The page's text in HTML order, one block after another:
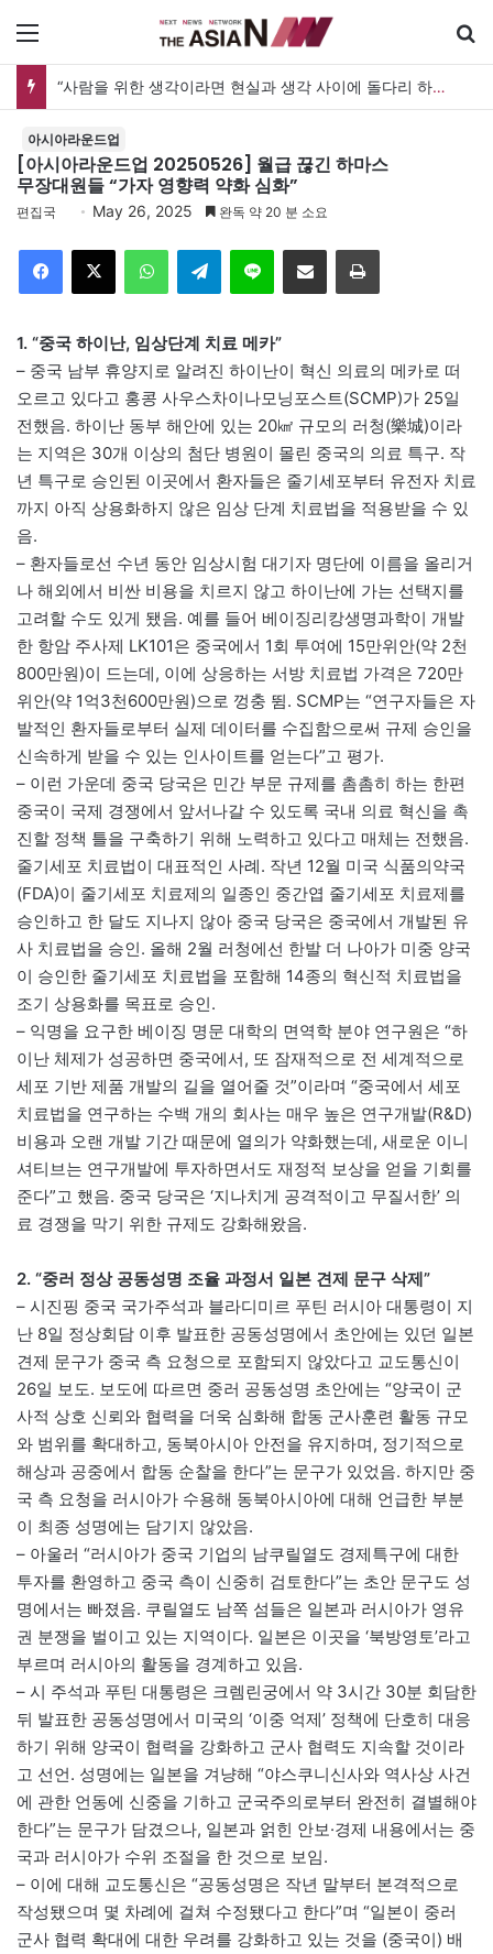
메뉴
“사람을 위한 생각이라면 현실과 생각 사이에 돌다리 하나는 놓아야 하지 않을까”
아시아라운드업
[아시아라운드업 20250526] 월급 끊긴 하마스
무장대원들 “가자 영향력 약화 심화”
편집국 May 26, 2025 완독 약 20 분 소요
Facebook
X WhatsAppTelegramLine 이메일 인쇄
1. “중국 하이난, 임상단계 치료 메카”
– 중국 남부 휴양지로 알려진 하이난이 혁신 의료의 메카로 떠
오르고 있다고 홍콩 사우스차이나모닝포스트(SCMP)가 25일
전했음. 하이난 동부 해안에 있는 20㎢ 규모의 러청(樂城)이라
는 지역은 30개 이상의 첨단 병원이 몰린 중국의 의료 특구. 작
년 특구로 승인된 이곳에서 환자들은 줄기세포부터 유전자 치료
까지 아직 상용화하지 않은 임상 단계 치료법을 적용받을 수 있
음.
– 환자들로선 수년 동안 임상시험 대기자 명단에 이름을 올리거
나 해외에서 비싼 비용을 치르지 않고 하이난에 가는 선택지를
고려할 수도 있게 됐음. 예를 들어 베이징리캉생명과학이 개발
한 항암 주사제 LK101은 중국에서 1회 투여에 15만위안(약 2천
800만원)이 드는데, 이에 상응하는 서방 치료법 가격은 720만
위안(약 1억3천600만원)으로 껑충 뜀. SCMP는 “연구자들은 자
발적인 환자들로부터 실제 데이터를 수집함으로써 규제 승인을
신속하게 받을 수 있는 인사이트를 얻는다”고 평가.
– 이런 가운데 중국 당국은 민간 부문 규제를 촘촘히 하는 한편
중국이 국제 경쟁에서 앞서나갈 수 있도록 국내 의료 혁신을 촉
진할 정책 틀을 구축하기 위해 노력하고 있다고 매체는 전했음.
줄기세포 치료법이 대표적인 사례. 작년 12월 미국 식품의약국
(FDA)이 줄기세포 치료제의 일종인 중간엽 줄기세포 치료제를
승인하고 한 달도 지나지 않아 중국 당국은 중국에서 개발된 유
사 치료법을 승인. 올해 2월 러청에선 한발 더 나아가 미중 양국
이 승인한 줄기세포 치료법을 포함해 14종의 혁신적 치료법을
조기 상용화를 목표로 승인.
– 익명을 요구한 베이징 명문 대학의 면역학 분야 연구원은 “하
이난 체제가 성공하면 중국에서, 또 잠재적으로 전 세계적으로
세포 기반 제품 개발의 길을 열어줄 것”이라며 “중국에서 세포
치료법을 연구하는 수백 개의 회사는 매우 높은 연구개발(R&D)
비용과 오랜 개발 기간 때문에 열의가 약화했는데, 새로운 이니
셔티브는 연구개발에 투자하면서도 재정적 보상을 얻을 기회를
준다”고 했음. 중국 당국은 ‘지나치게 공격적이고 무질서한’ 의
료 경쟁을 막기 위한 규제도 강화해왔음.
2. “중러 정상 공동성명 조율 과정서 일본 견제 문구 삭제”
– 시진핑 중국 국가주석과 블라디미르 푸틴 러시아 대통령이 지
난 8일 정상회담 이후 발표한 공동성명에서 초안에는 있던 일본
견제 문구가 중국 측 요청으로 포함되지 않았다고 교도통신이
26일 보도. 보도에 따르면 중러 공동성명 초안에는 “양국이 군
사적 상호 신뢰와 협력을 더욱 심화해 합동 군사훈련 활동 규모
와 범위를 확대하고, 동북아시아 안전을 유지하며, 정기적으로
해상과 공중에서 합동 순찰을 한다”는 문구가 있었음. 하지만 중
국 측 요청을 러시아가 수용해 동북아시아에 대해 언급한 부분
이 최종 성명에는 담기지 않았음.
– 아울러 “러시아가 중국 기업의 남쿠릴열도 경제특구에 대한
투자를 환영하고 중국 측이 신중히 검토한다”는 초안 문구도 성
명에서는 빠졌음. 쿠릴열도 남쪽 섬들은 일본과 러시아가 영유
권 분쟁을 벌이고 있는 지역이다. 일본은 이곳을 ‘북방영토’라고
부르며 러시아의 활동을 경계하고 있음.
– 시 주석과 푸틴 대통령은 크렘린궁에서 약 3시간 30분 회담한
뒤 발표한 공동성명에서 미국의 ‘이중 억제’ 정책에 단호히 대응
하기 위해 양국이 협력을 강화하고 군사 협력도 지속할 것이라
고 선언. 성명에는 일본을 겨냥해 “야스쿠니신사와 역사상 사건
에 관한 언동에 신중을 기하고 군국주의로부터 완전히 결별해야
한다”는 문구가 담겼으나, 일본과 얽힌 안보·경제 내용에서는 중
국과 러시아가 수위 조절을 한 것으로 보임.
– 이에 대해 교도통신은 “공동성명은 작년 말부터 본격적으로
작성됐으며 몇 차례에 걸쳐 수정됐다고 한다”며 “일본이 중러
군사 협력 확대에 대한 우려를 강화하고 있는 것을 (중국이) 배